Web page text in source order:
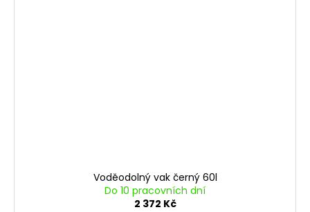
Voděodolný vak černý 60l
Do 10 pracovních dní
2 372 Kč